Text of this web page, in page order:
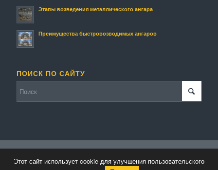
Этапы возведения металлического ангара
Преимущества быстровозводимых ангаров
ПОИСК ПО САЙТУ
powered by Enfold WordPress Theme
Этот сайт использует cookie для улучшения пользовательского